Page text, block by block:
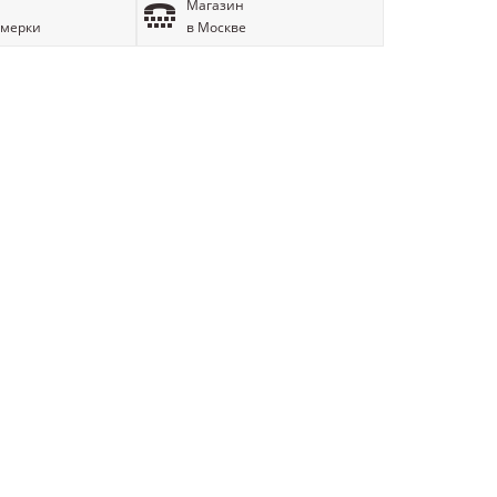
Магазин
в Москве